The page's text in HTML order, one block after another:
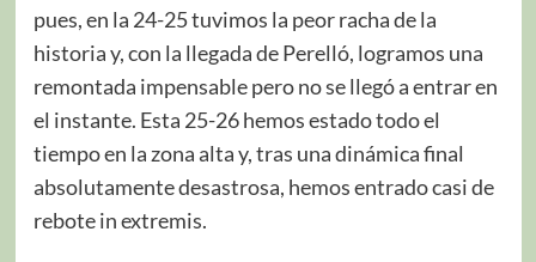
pues, en la 24-25 tuvimos la peor racha de la
historia y, con la llegada de Perelló, logramos una
remontada impensable pero no se llegó a entrar en
el instante. Esta 25-26 hemos estado todo el
tiempo en la zona alta y, tras una dinámica final
absolutamente desastrosa, hemos entrado casi de
rebote in extremis.